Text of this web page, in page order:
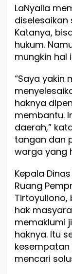
LaNyalla
diselesaikan
Katanya,
hukum.
mungkin hal
“Saya yakin
haknya
membantu.
daerah,”
tangan dan
warga yang
Kepala
Ruang
Tirtoyuliono,
hak
memaklumi
haknya. Itu
kesempatan
mencari